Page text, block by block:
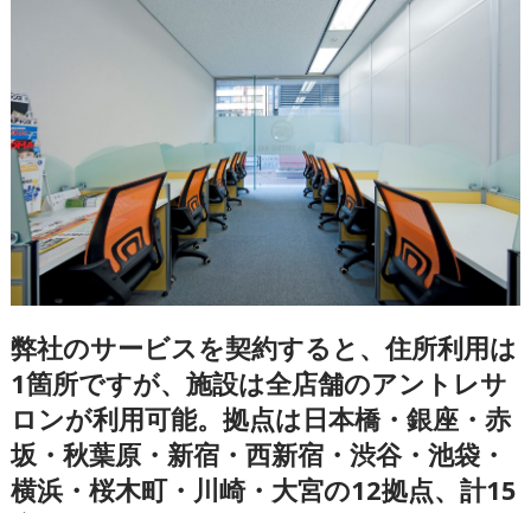
弊社のサービスを契約すると、住所利用は
1箇所ですが、施設は全店舗のアントレサ
ロンが利用可能。拠点は日本橋・銀座・赤
坂・秋葉原・新宿・西新宿・渋谷・池袋・
横浜・桜木町・川崎・大宮の12拠点、計15